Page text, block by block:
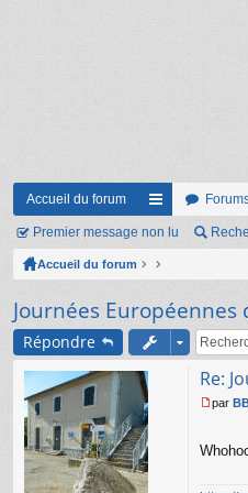
Accueil du forum
ac
co
ci
s
Premier message non lu
Accueil du forum
Journées
Répondre
Re:
s
par